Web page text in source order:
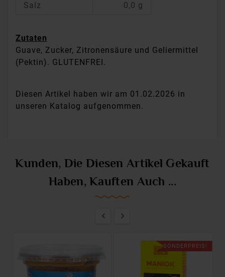
Salz
0,0 g
Zutaten
Guave, Zucker, Zitronensäure und Geliermittel
(Pektin). GLUTENFREI.
Diesen Artikel haben wir am 01.02.2026 in
unseren Katalog aufgenommen.
Kunden, Die Diesen Artikel Gekauft
Haben, Kauften Auch ...
 
SONDERPREIS!